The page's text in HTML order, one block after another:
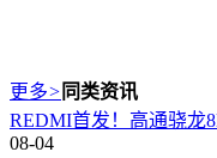
更多> 同类资讯
REDMI首发！高通骁龙
08-04